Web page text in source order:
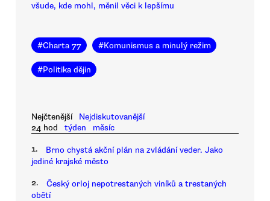
všude, kde mohl, měnil věci k lepšímu
#Charta 77 #Komunismus a minulý režim
#Politika dějin
Nejčtenější
Nejdiskutovanější
24 hod
týden měsíc
1.
Brno chystá akční plán na zvládání veder. Jako
jediné krajské město
2.
Český orloj nepotrestaných viníků a trestaných
obětí